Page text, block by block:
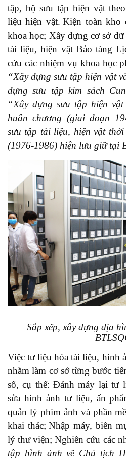
tập, bộ sưu tập hiện vật
liệu hiện vật. Kiện toàn kho
khoa học; Xây dựngcơ sở
tài liệu,hiện vật Bảo tàng
cứu cácnhiệm vụ khoa học
“Xây dựng sưu tập hiện vật
dựng sưu tập kim sách
“Xây dựng sưu tập hiện
huân chương (giai đoạn
sưu tập tài liệu, hiện vật
(1976-1986) hiện lưu giữ tại
Sắp xếp, xây dựng địa
Việc tư liệu hóa tài liệu, hình
nhằm làm cơ sở từng bước
số, cụ thể: Đánh máy lại tư
sửa hình ảnh tư liệu, ấn
quản lý phim ảnh và phần
khai thác; Nhập máy, biên
lý thư viện; Nghiên cứu các
tập hình ảnh về Chủ tịch